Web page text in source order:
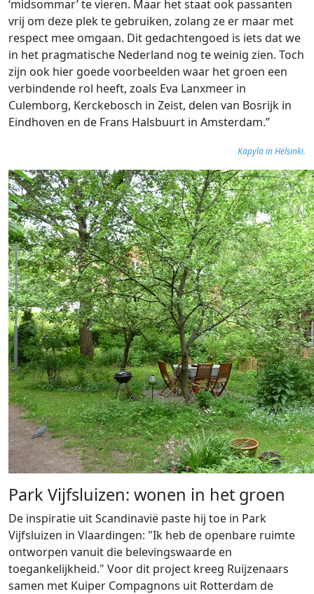
‘midsommar’ te vieren. Maar het staat ook passanten
vrij om deze plek te gebruiken, zolang ze er maar met
respect mee omgaan. Dit gedachtengoed is iets dat we
in het pragmatische Nederland nog te weinig zien. Toch
zijn ook hier goede voorbeelden waar het groen een
verbindende rol heeft, zoals Eva Lanxmeer in
Culemborg, Kerckebosch in Zeist, delen van Bosrijk in
Eindhoven en de Frans Halsbuurt in Amsterdam.”
Käpylä in Helsinki.
Park Vijfsluizen: wonen in het groen
De inspiratie uit Scandinavië paste hij toe in Park
Vijfsluizen in Vlaardingen: "Ik heb de openbare ruimte
ontworpen vanuit die belevingswaarde en
toegankelijkheid." Voor dit project kreeg Ruijzenaars
samen met Kuiper Compagnons uit Rotterdam de